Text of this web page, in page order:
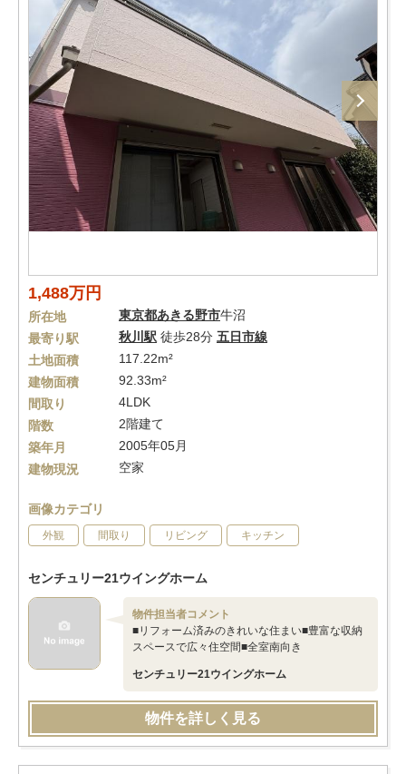
1,488万円
所在地 東京都あきる野市牛沼
最寄り駅
秋川駅 徒歩28分 五日市線
土地面積
117.22m²
建物面積
92.33m²
間取り
4LDK
階数
2階建て
築年月
2005年05月
建物現況
空家
画像カテゴリ
外観 間取り リビング キッチン
センチュリー21ウイングホーム
物件担当者コメント
■リフォーム済みのきれいな住まい■豊富な収納
スペースで広々住空間■全室南向き
センチュリー21ウイングホーム
物件を詳しく見る